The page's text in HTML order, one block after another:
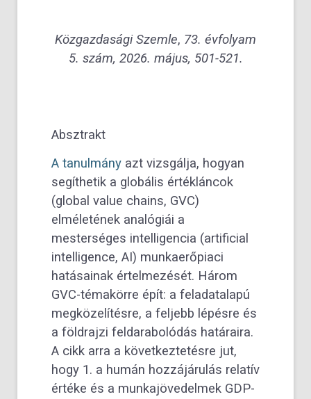
Közgazdasági Szemle, 73. évfolyam
5. szám, 2026. május, 501-521.
Absztrakt
A tanulmány azt vizsgálja, hogyan
segíthetik a globális értékláncok
(global value chains, GVC)
elméletének analógiái a
mesterséges intelligencia (artificial
intelligence, AI) munkaerőpiaci
hatásainak értelmezését. Három
GVC-témakörre épít: a feladatalapú
megközelítésre, a feljebb lépésre és
a földrajzi feldarabolódás határaira.
A cikk arra a következtetésre jut,
hogy 1. a humán hozzájárulás relatív
értéke és a munkajövedelmek GDP-